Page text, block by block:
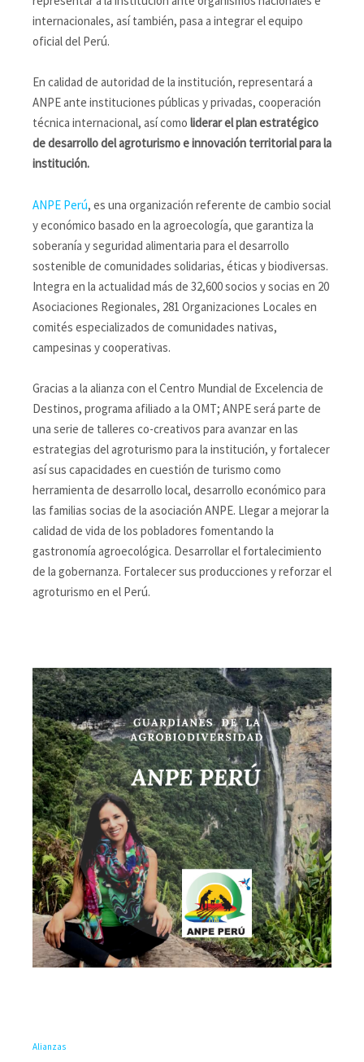
internacionales, así también, pasa a integrar el equipo
oficial del Perú.
En calidad de autoridad de la institución, representará a
ANPE ante instituciones públicas y privadas, cooperación
técnica internacional, así como liderar el plan estratégico
de desarrollo del agroturismo e innovación territorial para la
institución.
ANPE Perú, es una organización referente de cambio social
y económico basado en la agroecología, que garantiza la
soberanía y seguridad alimentaria para el desarrollo
sostenible de comunidades solidarias, éticas y biodiversas.
Integra en la actualidad más de 32,600 socios y socias en 20
Asociaciones Regionales, 281 Organizaciones Locales en
comités especializados de comunidades nativas,
campesinas y cooperativas.
Gracias a la alianza con el Centro Mundial de Excelencia de
Destinos, programa afiliado a la OMT; ANPE será parte de
una serie de talleres co-creativos para avanzar en las
estrategias del agroturismo para la institución, y fortalecer
así sus capacidades en cuestión de turismo como
herramienta de desarrollo local, desarrollo económico para
las familias socias de la asociación ANPE. Llegar a mejorar la
calidad de vida de los pobladores fomentando la
gastronomía agroecológica. Desarrollar el fortalecimiento
de la gobernanza. Fortalecer sus producciones y reforzar el
agroturismo en el Perú.
Alianzas